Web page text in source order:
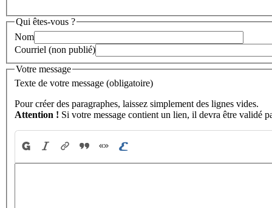
Qui êtes-vous ?
Nom
Courriel (non publié)
Votre message
Texte de votre message (obligatoire)
Pour créer des paragraphes, laissez simplement des lignes vides.
Attention ! Si votre message contient un lien, il devra être validé